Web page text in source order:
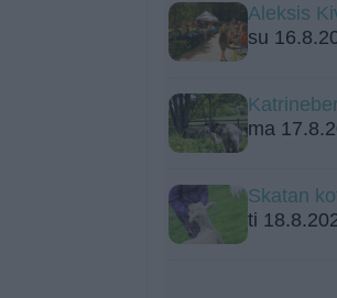
Aleksis
su
ma
Skatan
ti